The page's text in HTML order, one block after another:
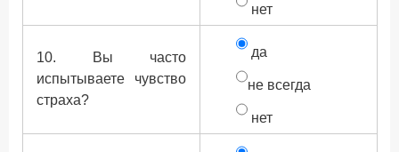
нет
10. Вы часто
испытываете чувство
страха?
да
не всегда
нет